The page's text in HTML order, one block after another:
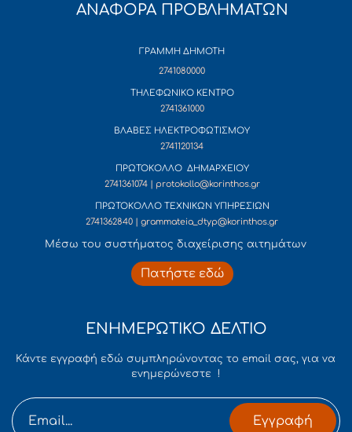
ΑΝΑΦΟΡΑ ΠΡΟΒΛΗΜΑΤΩΝ
ΓΡΑΜΜΗ ΔΗΜΟΤΗ
2741080000
ΤΗΛΕΦΩΝΙΚΟ ΚΕΝΤΡΟ
2741361000
ΒΛΑΒΕΣ ΗΛΕΚΤΡΟΦΩΤΙΣΜΟΥ
2741120134
ΠΡΩΤΟΚΟΛΛΟ ΔΗΜΑΡΧΕΙΟΥ
2741361074 | protokollo@korinthos.gr
ΠΡΩΤΟΚΟΛΛΟ ΤΕΧΝΙΚΩΝ ΥΠΗΡΕΣΙΩΝ
2741362840 | grammateia_dtyp@korinthos.gr
Mέσω του συστήματος διαχείρισης αιτημάτων
Πατήστε εδώ
ΕΝΗΜΕΡΩΤΙΚΟ ΔΕΛΤΙΟ
Κάντε εγγραφή εδώ συμπληρώνοντας το email σας, για να
ενημερώνεστε !
Εγγραφή